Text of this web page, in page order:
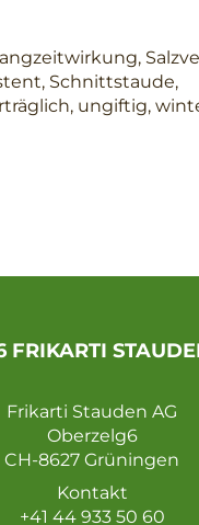
Schnittstaude,
ungiftig,
FRIKARTI
Frikarti Stauden AG
Oberzelg6
CH-8627 Grüningen
Kontakt
+41 44 933 50 60